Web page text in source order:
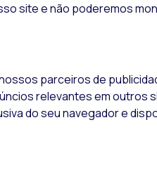
site e não poderemos
parceiros de
relevantes em outros
do seu navegador e